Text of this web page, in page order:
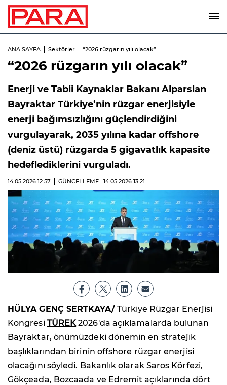
ANA SAYFA Sektörler “2026 rüzgarın yılı olacak”
“2026 rüzgarın yılı olacak”
Enerji ve Tabii Kaynaklar Bakanı Alparslan
Bayraktar Türkiye’nin rüzgar enerjisiyle
enerji bağımsızlığını güçlendirdiğini
vurgulayarak, 2035 yılına kadar offshore
(deniz üstü) rüzgarda 5 gigavatlık kapasite
hedeflediklerini vurguladı.
14.05.2026 12:57 GÜNCELLEME : 14.05.2026 13:21
HÜLYA GENÇ SERTKAYA/ Türkiye Rüzgar Enerjisi
Kongresi TÜREK 2026'da açıklamalarda bulunan
Bayraktar, önümüzdeki dönemin en stratejik
başlıklarından birinin offshore rüzgar enerjisi
olacağını söyledi. Bakanlık olarak Saros Körfezi,
Gökçeada, Bozcaada ve Edremit açıklarında dört